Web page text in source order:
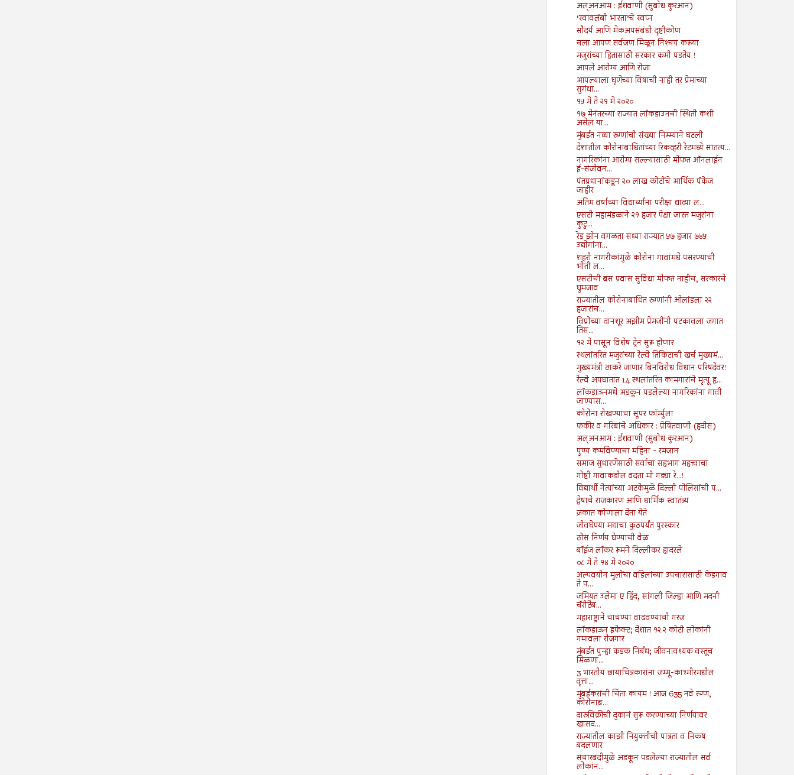
अल्अनआम : ईशवाणी (सुबोध कुरआन)
‘स्वावलंबी भारता’चे स्वप्न
सौंदर्य आणि मेकअपसंबंधी दृष्टीकोण
चला आपण सर्वजण मिळून निश्‍चय करूया
मजुरांच्या हितासाठी सरकार कमी पडतेय !
आपले आरोग्य आणि रोजा
आपल्याला घृणेच्या विषाची नाही तर प्रेमाच्या
सुगंधा...
१५ मे ते २१ मे २०२०
१७ मेनंतरच्या राज्यात लॉकडाउनची स्थिती कशी
असेल या...
मुंबईत नव्या रुग्णांची संख्या निम्म्याने घटली
देशातील कोरोनाबाधितांच्या रिकव्हरी रेटमध्ये सातत्य...
नागरिकांना आरोग्य सल्ल्यासाठी मोफत ऑनलाईन
ई-संजीवन...
पंतप्रधानांकडून २० लाख कोटींचे आर्थिक पॅकेज
जाहीर
अंतिम वर्षाच्या विद्यार्थ्यांना परीक्षा द्याव्या ल...
एसटी महामंडळाने २१ हजार पेक्षा जास्त मजुरांना
कुटु...
रेड झोन वगळता सध्या राज्यात ५७ हजार ७४५
उद्योगांना...
शहरी नागरीकांमुळे कोरोना गावांमधे पसरण्याची
भीती ल...
एसटीची बस प्रवास सुविधा मोफत नाहीच, सरकारचे
घुमजाव
राज्यातील कोरोनाबाधित रुग्णांनी ओलांडला २२
हजारांच...
विप्रोच्या दानशूर अझीम प्रेमजींनी पटकावला जगात
तिस...
१२ मे पासून विशेष ट्रेन सुरू होणार
स्थलांतरित मजुरांच्या रेल्वे तिकिटाची खर्च मुख्यमं...
मुख्यमंत्री ठाकरे जाणार बिनविरोध विधान परिषदेवर!
रेल्वे अपघातात 14 स्थलांतरित कामगारांचे मृत्यू हृ...
लाॅकडाऊनमधे अडकून पडलेल्या नागरिकांना गावी
जाण्यास...
कोरोना रोखण्याचा सूपर फॉर्म्युला
फकीर व गरिबांचे अधिकार : प्रेषितवाणी (हदीस)
अल्अनआम : ईशवाणी (सुबोध कुरआन)
पुण्य कमविण्याचा महिना - रमजान
समाज सुधारणेसाठी सर्वाचा सहभाग महत्त्वाचा
गोष्टी गावाकडील वदता मी गड्या रे...!
विद्यार्थी नेत्यांच्या अटकेमुळे दिल्ली पोलिसांची प...
द्वेषाचे राजकारण आणि धार्मिक स्वातंत्र्य
ज़कात कोणाला देता येते
जीवघेण्या मद्याचा कुठपर्यंत पुरस्कार
ठोस निर्णय घेण्याची वेळ
बॉईज लॉकर रूमने दिल्लीकर हादरले
०८ मे ते १४ मे २०२०
अल्पवयीन मुलींचा वडिलांच्या उपचारासाठी केडगाव
ते प...
जमियत उलेमा ए हिंद, सांगली जिल्हा आणि मदनी
चॅरीटेब...
महाराष्ट्राने चाचण्या वाढवण्याची गरज
लॉकडाऊन इफेक्ट; देशात १२.२ कोटी लोकांनी
गमावला रोजगार
मुंबईत पुन्हा कडक निर्बंध; जीवनावश्यक वस्तूच
मिळणा...
3 भारतीय छायाचित्रकारांना जम्मू-काश्मीरमधील
वृत्ता...
मुंबईकरांची चिंता कायम ! आज 635 नवे रुग्ण,
कोरोनाब...
दारुविक्रीची दुकानं सुरू करण्याच्या निर्णयावर
खासद...
राज्यातील काझी नियुक्तीची पात्रता व निकष
बदलणार
संचारबंदीमुळे अडकून पडलेल्या राज्यातील सर्व
लोकांन...